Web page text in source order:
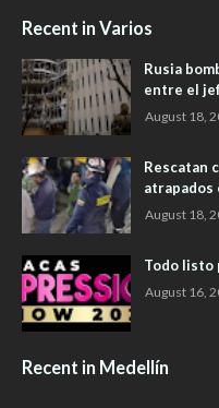
Recent in Varios
Rusia
entre el
August 18,
Rescatan
atrapados
August 18,
Todo listo
August 16,
Recent in Medellín